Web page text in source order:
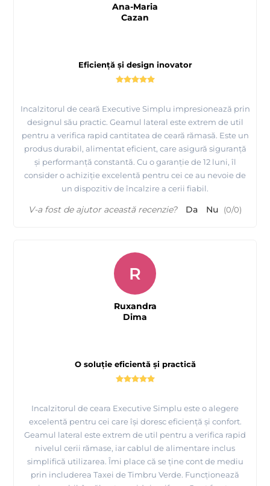
Eficiență și design inovator
Incalzitorul de ceară Executive Simplu impresionează prin
designul său practic. Geamul lateral este extrem de util
pentru a verifica rapid cantitatea de ceară rămasă. Este un
produs durabil, alimentat eficient, care asigură siguranță
și performanță constantă. Cu o garanție de 12 luni, îl
consider o achiziție excelentă pentru cei ce au nevoie de
un dispozitiv de încalzire a cerii fiabil.
Ana-Maria
Cazan
V-a fost de ajutor această recenzie? Da Nu (0/0)
O soluție eficientă și practică
Incalzitorul de ceara Executive Simplu este o alegere
excelentă pentru cei care își doresc eficiență și confort.
Geamul lateral este extrem de util pentru a verifica rapid
nivelul cerii rămase, iar cablul de alimentare inclus
simplifică utilizarea. Îmi place că se ține cont de mediu
prin includerea Taxei de Timbru Verde. Funcționează
R
Ruxandra
Dima